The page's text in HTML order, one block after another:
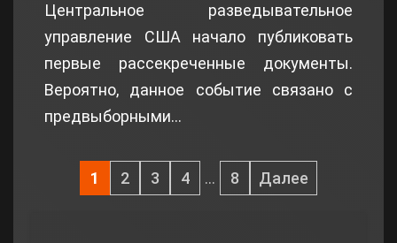
Центральное разведывательное
управление США начало публиковать
первые рассекреченные документы.
Вероятно, данное событие связано с
предвыборными…
1 2 3 4 … 8 Далее